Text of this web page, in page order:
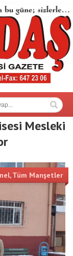
Mesleki
,Tüm Manşetler